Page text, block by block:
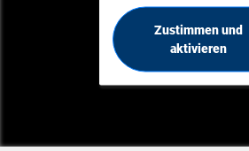
Zustimmen und
aktivieren